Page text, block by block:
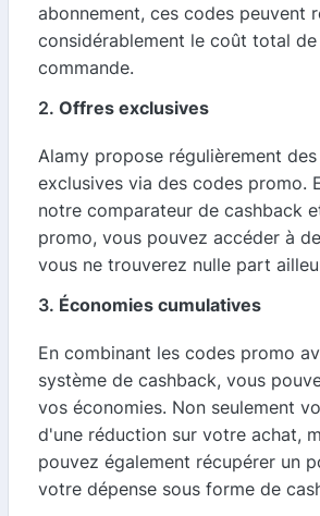
abonnement, ces codes peuvent
considérablement le coût total
commande.
2. Offres exclusives
Alamy propose régulièrement
exclusives via des codes promo.
notre comparateur de cashback
promo, vous pouvez accéder à
vous ne trouverez nulle part
3. Économies cumulatives
En combinant les codes promo
système de cashback, vous
vos économies. Non seulement
d'une réduction sur votre achat,
pouvez également récupérer un
votre dépense sous forme de